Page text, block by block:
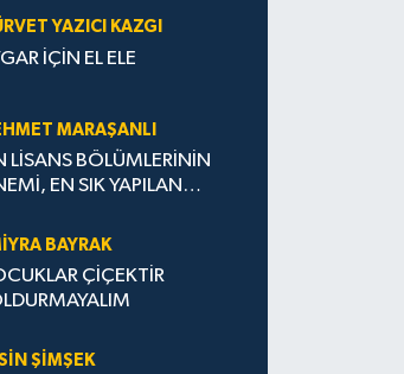
YAZICI KAZGI
İÇİN EL ELE
MARAŞANLI
LİSANS BÖLÜMLERİNİN
EN SIK YAPILAN
BAYRAK
ÇİÇEKTİR
ŞIMŞEK